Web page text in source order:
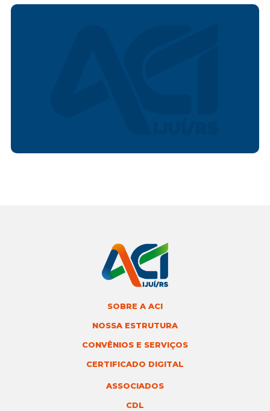
SOBRE A ACI
NOSSA ESTRUTURA
CONVÊNIOS E SERVIÇOS
CERTIFICADO DIGITAL
ASSOCIADOS
CDL